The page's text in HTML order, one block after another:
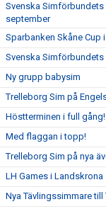
Svenska Simförbundets
september
Sparbanken Skåne Cup
Svenska
Ny grupp babysim
Trelleborg Sim på
Höstterminen i full gång!
Med flaggan i topp!
Trelleborg Sim på nya
LH Games i Landskrona
Nya Tävlingssimmare till